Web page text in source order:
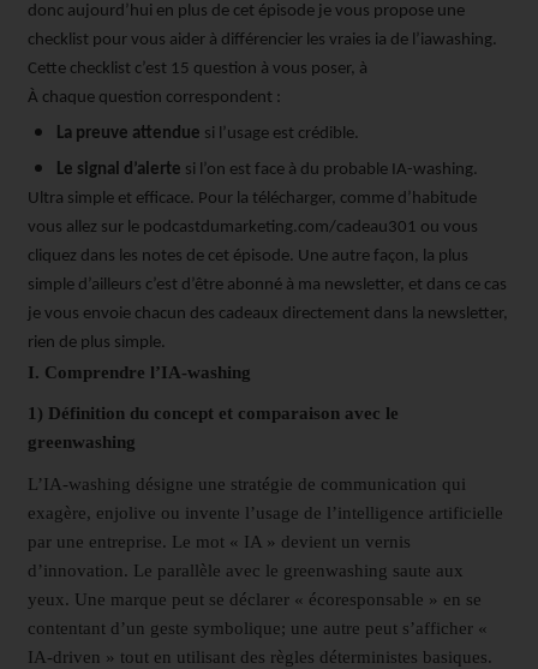
donc aujourd’hui en plus de cet épisode je vous propose une
checklist pour vous aider à différencier les vraies ia de l’iawashing.
Cette checklist c’est 15 question à vous poser, à
À chaque question correspondent :
La preuve attendue si l’usage est crédible.
Le signal d’alerte si l’on est face à du probable IA-washing.
Ultra simple et efficace. Pour la télécharger, comme d’habitude
vous allez sur le podcastdumarketing.com/cadeau301 ou vous
cliquez dans les notes de cet épisode. Une autre façon, la plus
simple d’ailleurs c’est d’être abonné à ma newsletter, et dans ce cas
je vous envoie chacun des cadeaux directement dans la newsletter,
rien de plus simple.
I. Comprendre l’IA-washing
1) Définition du concept et comparaison avec le
greenwashing
L’IA-washing désigne une stratégie de communication qui
exagère, enjolive ou invente l’usage de l’intelligence artificielle
par une entreprise. Le mot « IA » devient un vernis
d’innovation. Le parallèle avec le greenwashing saute aux
yeux. Une marque peut se déclarer « écoresponsable » en se
contentant d’un geste symbolique; une autre peut s’afficher «
IA-driven » tout en utilisant des règles déterministes basiques.